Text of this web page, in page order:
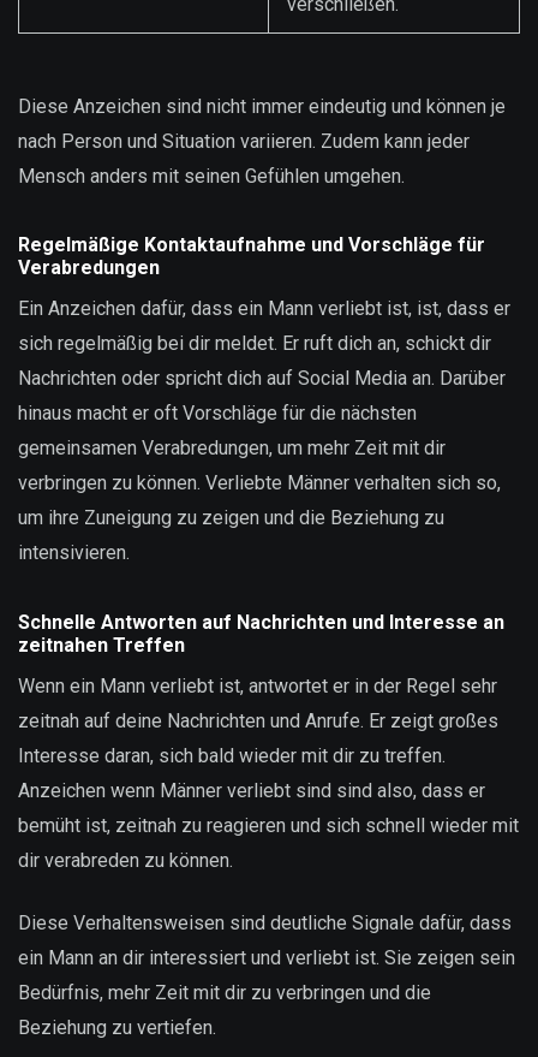
Diese Anzeichen sind nicht immer eindeutig und können je
nach Person und Situation variieren. Zudem kann jeder
Mensch anders mit seinen Gefühlen umgehen.
Regelmäßige Kontaktaufnahme und Vorschläge für
Verabredungen
Ein Anzeichen dafür, dass ein Mann verliebt ist, ist, dass er
sich regelmäßig bei dir meldet. Er ruft dich an, schickt dir
Nachrichten oder spricht dich auf Social Media an. Darüber
hinaus macht er oft Vorschläge für die nächsten
gemeinsamen Verabredungen, um mehr Zeit mit dir
verbringen zu können. Verliebte Männer verhalten sich so,
um ihre Zuneigung zu zeigen und die Beziehung zu
intensivieren.
Schnelle Antworten auf Nachrichten und Interesse an
zeitnahen Treffen
Wenn ein Mann verliebt ist, antwortet er in der Regel sehr
zeitnah auf deine Nachrichten und Anrufe. Er zeigt großes
Interesse daran, sich bald wieder mit dir zu treffen.
Anzeichen wenn Männer verliebt sind sind also, dass er
bemüht ist, zeitnah zu reagieren und sich schnell wieder mit
dir verabreden zu können.
Diese Verhaltensweisen sind deutliche Signale dafür, dass
ein Mann an dir interessiert und verliebt ist. Sie zeigen sein
Bedürfnis, mehr Zeit mit dir zu verbringen und die
Beziehung zu vertiefen.